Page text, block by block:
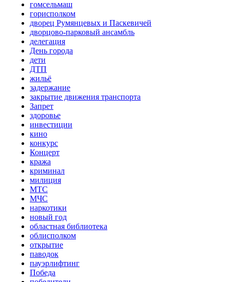
гомсельмаш
горисполком
дворец Румянцевых и Паскевичей
дворцово-парковый ансамбль
делегация
День города
дети
ДТП
жильё
задержание
закрытие движения транспорта
Запрет
здоровье
инвестиции
кино
конкурс
Концерт
кража
криминал
милиция
МТС
МЧС
наркотики
новый год
областная библиотека
облисполком
открытие
паводок
пауэрлифтинг
Победа